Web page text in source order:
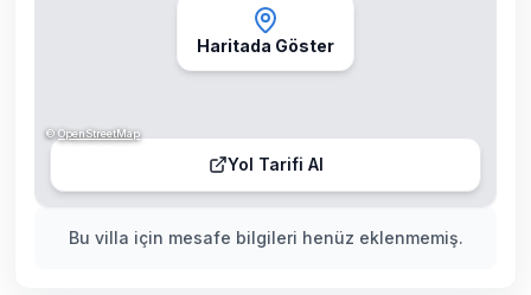
Bu villa için mesafe bilgileri henüz eklenmemiş.
Haritada Göster
Yol Tarifi Al
©OpenStreetMap